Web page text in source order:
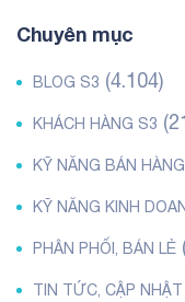
Chuyên mục
BLOG S3 (4.104)
KHÁCH HÀNG S3
KỸ NĂNG BÁN
KỸ NĂNG KINH
PHÂN PHỐI, BÁN LẺ
TIN TỨC, CẬP NHẬT